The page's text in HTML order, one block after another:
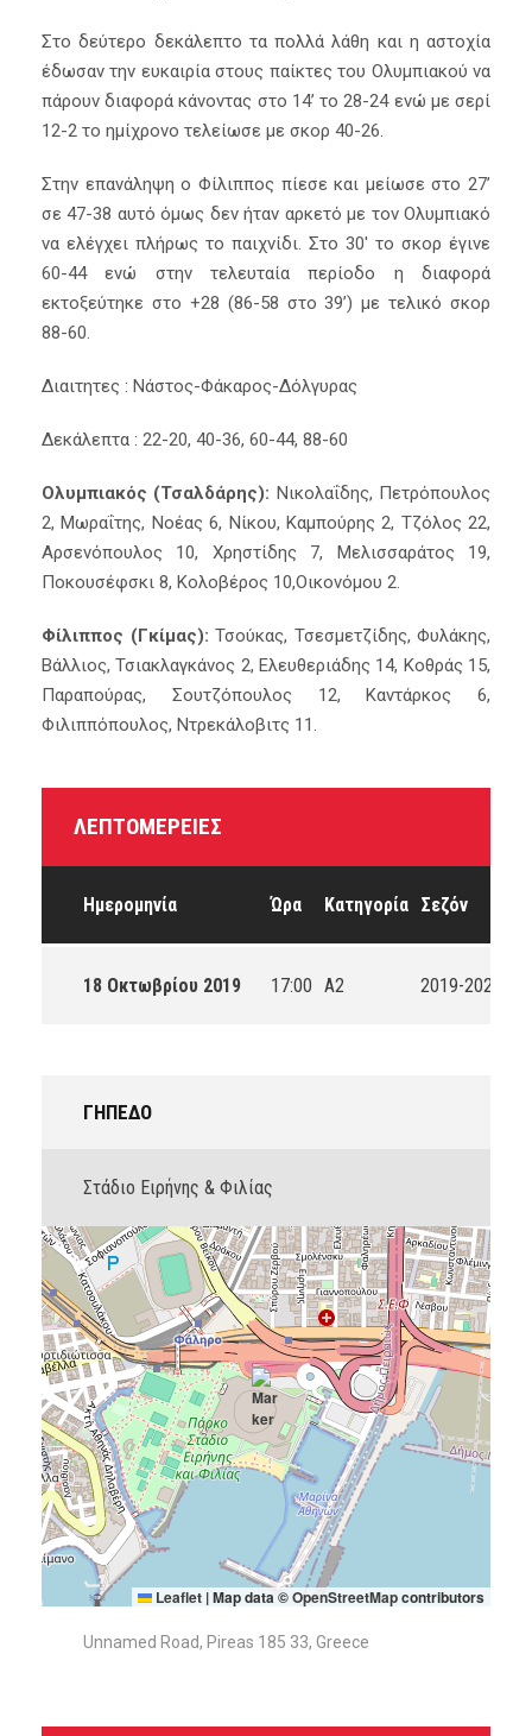
Στο δεύτερο δεκάλεπτο τα πολλά λάθη και η αστοχία
έδωσαν την ευκαιρία στους παίκτες του Ολυμπιακού να
πάρουν διαφορά κάνοντας στο 14’ το 28-24 ενώ με σερί
12-2 το ημίχρονο τελείωσε με σκορ 40-26.
Στην επανάληψη ο Φίλιππος πίεσε και μείωσε στο 27’
σε 47-38 αυτό όμως δεν ήταν αρκετό με τον Ολυμπιακό
να ελέγχει πλήρως το παιχνίδι. Στο 30′ το σκορ έγινε
60-44 ενώ στην τελευταία περίοδο η διαφορά
εκτοξεύτηκε στο +28 (86-58 στο 39’) με τελικό σκορ
88-60.
Διαιτητες : Νάστος-Φάκαρος-Δόλγυρας
Δεκάλεπτα : 22-20, 40-36, 60-44, 88-60
Ολυμπιακός (Τσαλδάρης): Νικολαΐδης, Πετρόπουλος
2, Μωραΐτης, Νοέας 6, Νίκου, Καμπούρης 2, Τζόλος 22,
Αρσενόπουλος 10, Χρηστίδης 7, Μελισσαράτος 19,
Ποκουσέφσκι 8, Κολοβέρος 10,Οικονόμου 2.
Φίλιππος (Γκίμας): Τσούκας, Τσεσμετζίδης, Φυλάκης,
Βάλλιος, Τσιακλαγκάνος 2, Ελευθεριάδης 14, Κοθράς 15,
Παραπούρας, Σουτζόπουλος 12, Καντάρκος 6,
Φιλιππόπουλος, Ντρεκάλοβιτς 11.
ΛΕΠΤΟΜΈΡΕΙΕΣ
Ημερομηνία Ώρα Κατηγορία Σεζόν
18 Οκτωβρίου 2019 17:00 A2 2019-2020
ΓΉΠΕΔΟ
Στάδιο Ειρήνης & Φιλίας
Leaflet |Map data ©OpenStreetMapcontributors
Unnamed Road, Pireas 185 33, Greece